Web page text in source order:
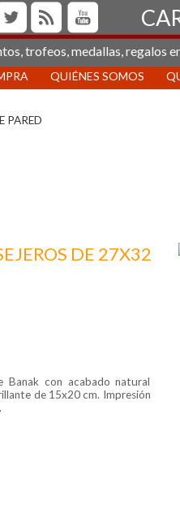
trofeos, medallas, regalos
QUIÉNES SOMOS
PARED
DE 27X32
Banak con acabado natural
de 15x20 cm. Impresión